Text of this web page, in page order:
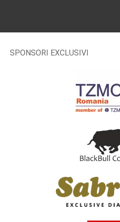
SPONSORI EXCLUSIVI